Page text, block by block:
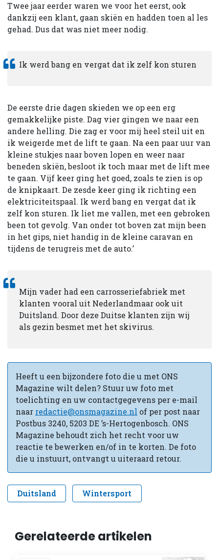
Twee jaar eerder waren we voor het eerst, ook
dankzij een klant, gaan skiën en hadden toen al les
gehad. Dus dat was niet meer nodig.
Ik werd bang en vergat dat ik zelf kon sturen
De eerste drie dagen skieden we op een erg
gemakkelijke piste. Dag vier gingen we naar een
andere helling. Die zag er voor mij heel steil uit en
ik weigerde met de lift te gaan. Na een paar uur van
kleine stukjes naar boven lopen en weer naar
beneden skiën, besloot ik toch maar met de lift mee
te gaan. Vijf keer ging het goed, zoals te zien is op
de knipkaart. De zesde keer ging ik richting een
elektriciteitspaal. Ik werd bang en vergat dat ik
zelf kon sturen. Ik liet me vallen, met een gebroken
been tot gevolg. Van onder tot boven zat mijn been
in het gips, niet handig in de kleine caravan en
tijdens de terugreis met de auto.’
Mijn vader had een carrosseriefabriek met
klanten vooral uit Nederlandmaar ook uit
Duitsland. Door deze Duitse klanten zijn wij
als gezin besmet met het skivirus.
Heeft u een bijzondere foto die u met ONS
Magazine wilt delen? Stuur uw foto met
toelichting en uw contactgegevens per e-mail
naar redactie@onsmagazine.nl of per post naar
Postbus 3240, 5203 DE ’s-Hertogenbosch. ONS
Magazine behoudt zich het recht voor uw
reactie te bewerken en/of in te korten. De foto
die u instuurt, ontvangt u uiteraard retour.
Duitsland Wintersport
Gerelateerde artikelen